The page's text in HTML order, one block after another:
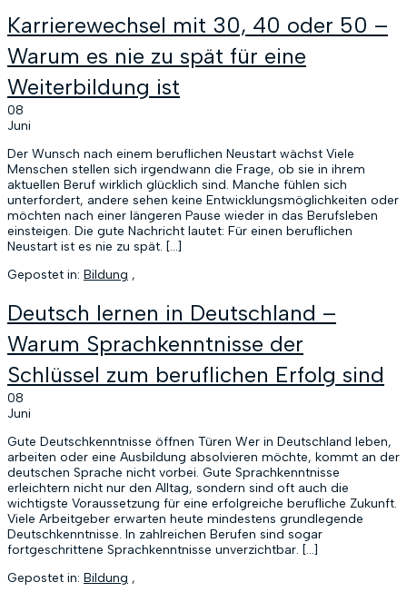
Karrierewechsel mit 30, 40 oder 50 –
Warum es nie zu spät für eine
Weiterbildung ist
08
Juni
Der Wunsch nach einem beruflichen Neustart wächst Viele
Menschen stellen sich irgendwann die Frage, ob sie in ihrem
aktuellen Beruf wirklich glücklich sind. Manche fühlen sich
unterfordert, andere sehen keine Entwicklungsmöglichkeiten oder
möchten nach einer längeren Pause wieder in das Berufsleben
einsteigen. Die gute Nachricht lautet: Für einen beruflichen
Neustart ist es nie zu spät. […]
Gepostet in: Bildung ,
Deutsch lernen in Deutschland –
Warum Sprachkenntnisse der
Schlüssel zum beruflichen Erfolg sind
08
Juni
Gute Deutschkenntnisse öffnen Türen Wer in Deutschland leben,
arbeiten oder eine Ausbildung absolvieren möchte, kommt an der
deutschen Sprache nicht vorbei. Gute Sprachkenntnisse
erleichtern nicht nur den Alltag, sondern sind oft auch die
wichtigste Voraussetzung für eine erfolgreiche berufliche Zukunft.
Viele Arbeitgeber erwarten heute mindestens grundlegende
Deutschkenntnisse. In zahlreichen Berufen sind sogar
fortgeschrittene Sprachkenntnisse unverzichtbar. […]
Gepostet in: Bildung ,